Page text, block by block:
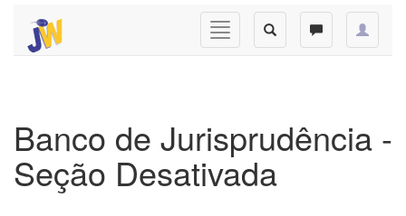
Banco de Jurisprudência -
Seção Desativada